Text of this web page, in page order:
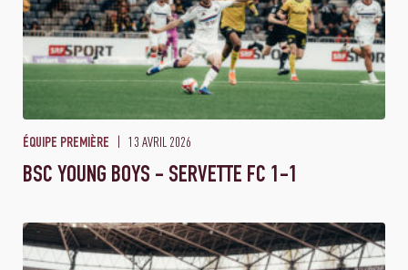
ÉQUIPE PREMIÈRE 13 AVRIL 2026
BSC YOUNG BOYS - SERVETTE FC 1-1